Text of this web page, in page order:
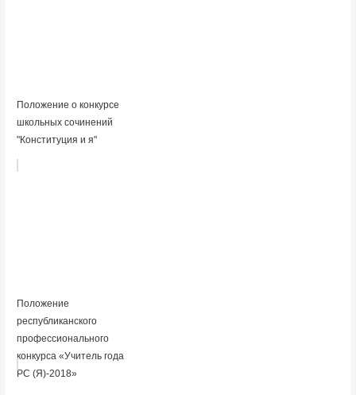
Положение о конкурсе
школьных сочинений
"Конституция и я"
Положение
республиканского
профессионального
конкурса «Учитель года
РС (Я)-2018»